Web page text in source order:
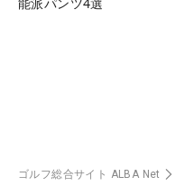
ゴルフ総合サイト ALBA Net